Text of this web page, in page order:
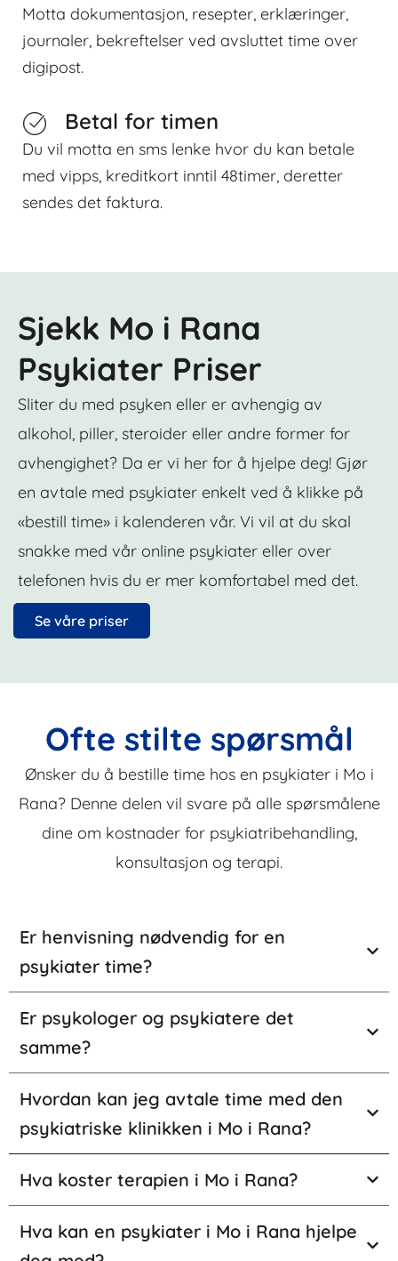
Motta dokumentasjon, resepter, erklæringer,
journaler, bekreftelser ved avsluttet time over
digipost.
Betal for timen
Du vil motta en sms lenke hvor du kan betale
med vipps, kreditkort inntil 48timer, deretter
sendes det faktura.
Sjekk Mo i Rana
Psykiater Priser
Sliter du med psyken eller er avhengig av
alkohol, piller, steroider eller andre former for
avhengighet? Da er vi her for å hjelpe deg! Gjør
en avtale med psykiater enkelt ved å klikke på
«bestill time» i kalenderen vår. Vi vil at du skal
snakke med vår online psykiater eller over
telefonen hvis du er mer komfortabel med det.
Se våre priser
Ofte stilte spørsmål
Ønsker du å bestille time hos en psykiater i Mo i
Rana? Denne delen vil svare på alle spørsmålene
dine om kostnader for psykiatribehandling,
konsultasjon og terapi.
Er henvisning nødvendig for en
psykiater time?
Er psykologer og psykiatere det
samme?
Hvordan kan jeg avtale time med den
psykiatriske klinikken i Mo i Rana?
Hva koster terapien i Mo i Rana?
Hva kan en psykiater i Mo i Rana hjelpe